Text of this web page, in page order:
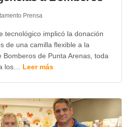
Prensa
tecnológico implicó la donación
de una camilla flexible a la
Bomberos de Punta Arenas, toda
los… Leer más